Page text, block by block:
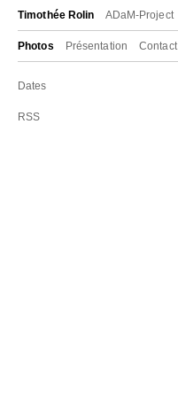
Timothée Rolin ADaM-Project
Photos Présentation Contact
Dates
RSS